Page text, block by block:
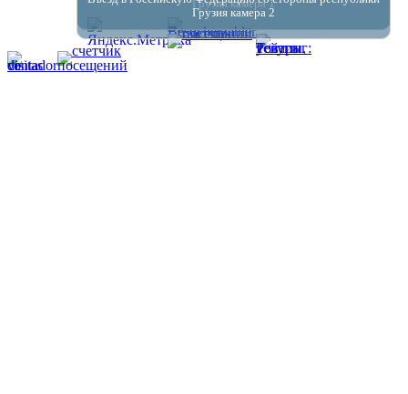
Грузия камера 1
Грузия камера 2